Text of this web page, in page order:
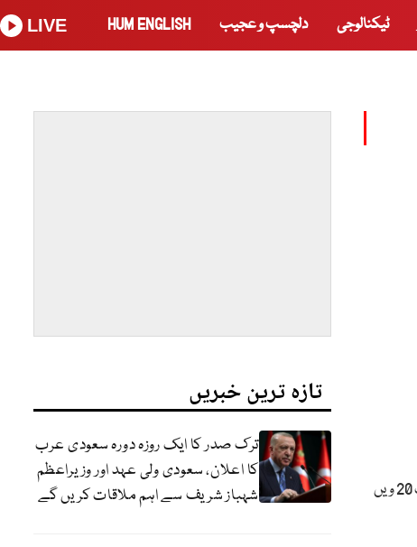
ٹیکنالوجی دلچسپ و عجیب HUM ENGLISH
LIVE
رپورٹ کے مطابق زمین اور سمندر کی سطح کا مشترکہ درجہ حرارت 20 ویں
تازہ ترین خبریں
ترک صدر کا ایک روزہ دورہ سعودی عرب
کا اعلان، سعودی ولی عہد اور وزیراعظم
شہباز شریف سے اہم ملاقات کریں گے